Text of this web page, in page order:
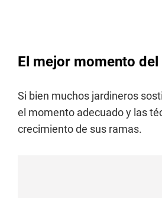
El mejor momento
Si bien muchos jardineros
el momento adecuado y las
crecimiento de sus ramas.